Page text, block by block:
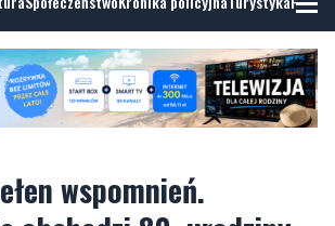
wspomnień.